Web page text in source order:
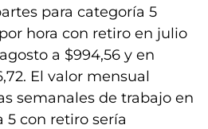
para categoría 5
hora con retiro en julio
a $994,56 y en
El valor mensual
semanales de trabajo en
5 con retiro sería